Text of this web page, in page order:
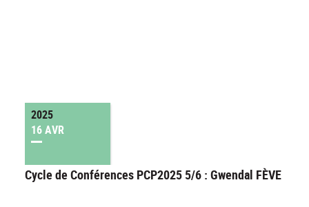
2025
16 AVR
Cycle de Conférences PCP2025 5/6 : Gwendal FÈVE